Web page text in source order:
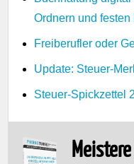
Ordnern und festen
Freiberufler oder
Update: Steuer-
Steuer-Spickzettel